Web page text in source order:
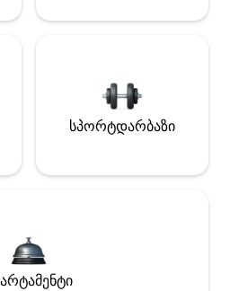
სპორტდარბაზი